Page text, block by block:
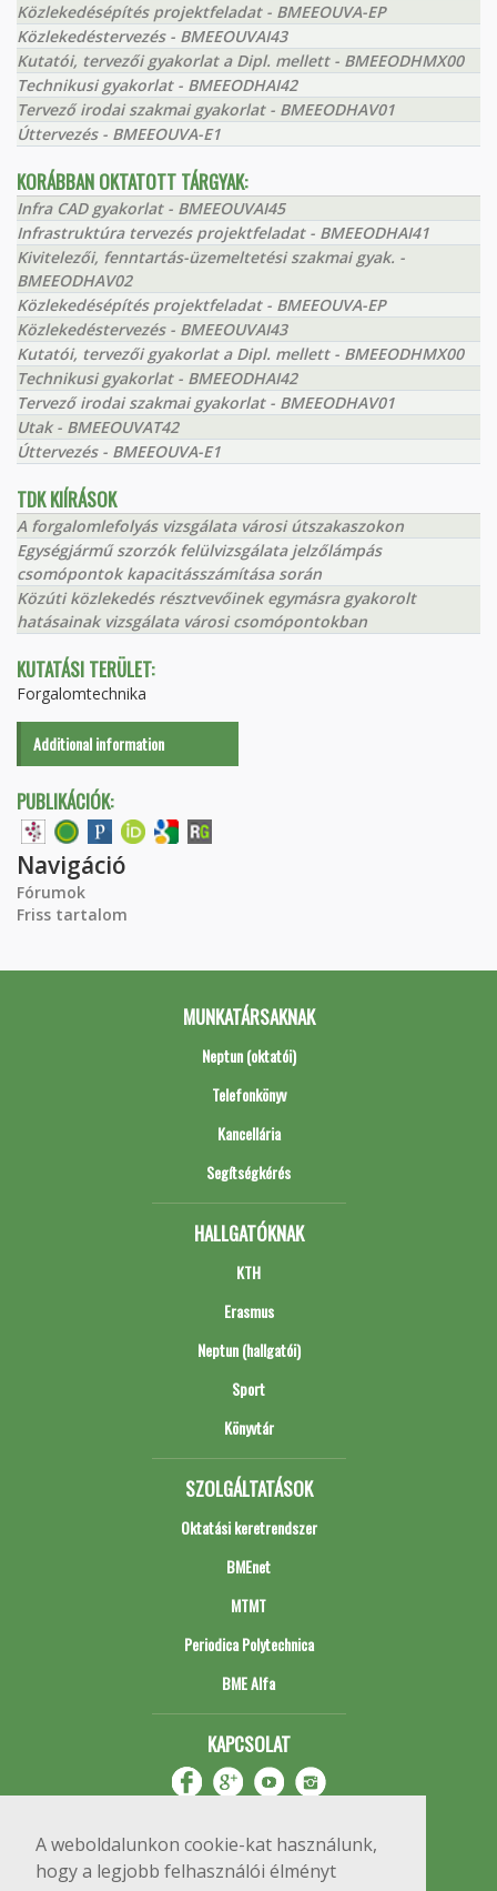
A weboldalunkon cookie-kat használunk,
hogy a legjobb felhasználói élményt
Közlekedésépítés projektfeladat - BMEEOUVA-EP
Közlekedéstervezés - BMEEOUVAI43
Kutatói, tervezői gyakorlat a Dipl. mellett - BMEEODHMX00
Technikusi gyakorlat - BMEEODHAI42
Tervező irodai szakmai gyakorlat - BMEEODHAV01
Úttervezés - BMEEOUVA-E1
KORÁBBAN OKTATOTT TÁRGYAK:
Infra CAD gyakorlat - BMEEOUVAI45
Infrastruktúra tervezés projektfeladat - BMEEODHAI41
Kivitelezői, fenntartás-üzemeltetési szakmai gyak. -
BMEEODHAV02
Közlekedésépítés projektfeladat - BMEEOUVA-EP
Közlekedéstervezés - BMEEOUVAI43
Kutatói, tervezői gyakorlat a Dipl. mellett - BMEEODHMX00
Technikusi gyakorlat - BMEEODHAI42
Tervező irodai szakmai gyakorlat - BMEEODHAV01
Utak - BMEEOUVAT42
Úttervezés - BMEEOUVA-E1
TDK KIÍRÁSOK
A forgalomlefolyás vizsgálata városi útszakaszokon
Egységjármű szorzók felülvizsgálata jelzőlámpás
csomópontok kapacitásszámítása során
Közúti közlekedés résztvevőinek egymásra gyakorolt
hatásainak vizsgálata városi csomópontokban
KUTATÁSI TERÜLET:
Forgalomtechnika
Additional information
PUBLIKÁCIÓK:
Navigáció
Fórumok
Friss tartalom
MUNKATÁRSAKNAK
Neptun (oktatói)
Telefonkönyv
Kancellária
Segítségkérés
HALLGATÓKNAK
KTH
Erasmus
Neptun (hallgatói)
Sport
Könyvtár
SZOLGÁLTATÁSOK
Oktatási keretrendszer
BMEnet
MTMT
Periodica Polytechnica
BME Alfa
KAPCSOLAT